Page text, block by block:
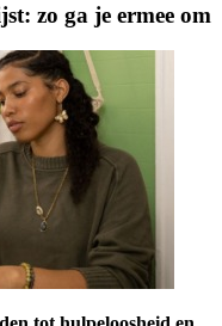
zo ga je ermee om